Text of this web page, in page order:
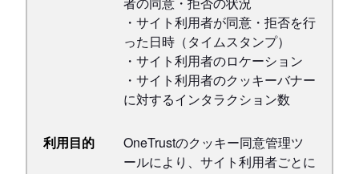
・サイト利用者が同意・拒否を行
った日時（タイムスタンプ）
・サイト利用者のロケーション
・サイト利用者のクッキーバナー
に対するインタラクション数
利用目的
OneTrustのクッキー同意管理ツ
ールにより、サイト利用者ごとに